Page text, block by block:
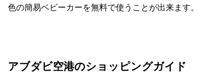
色の簡易ベビーカーを無料で使うことが出来ます。
アブダビ空港のショッピングガイド